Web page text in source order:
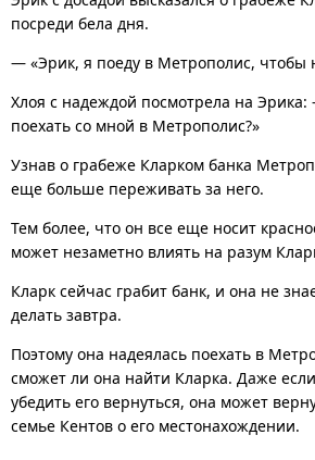
посреди бела дня.
— «Эрик, я поеду в Метрополис, чтобы
Хлоя с надеждой посмотрела на
поехать со мной в Метрополис?»
Узнав о грабеже Кларком банка
еще больше переживать за него.
Тем более, что он все еще носит
может незаметно влиять на разум
Кларк сейчас грабит банк, и она не
делать завтра.
Поэтому она надеялась поехать в
сможет ли она найти Кларка. Даже
убедить его вернуться, она может
семье Кентов о его местонахождении.